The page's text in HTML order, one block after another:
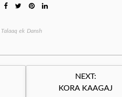
Talaaq ek Dansh
NEXT:
KORA KAAGAJ